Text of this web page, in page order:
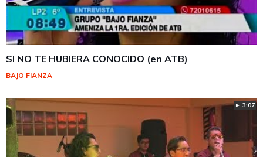
SI NO TE HUBIERA CONOCIDO (en ATB)
BAJO FIANZA
► 3:07